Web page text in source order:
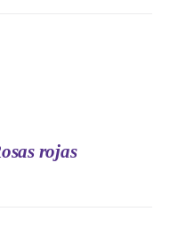
rojas